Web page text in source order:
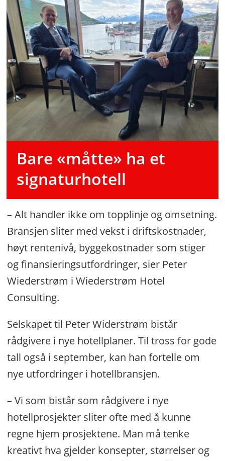
Bare «måtte» ha et
signaturhotell
– Alt handler ikke om topplinje og omsetning.
Bransjen sliter med vekst i driftskostnader,
høyt rentenivå, byggekostnader som stiger
og finansieringsutfordringer, sier Peter
Wiederstrøm i Wiederstrøm Hotel
Consulting.
Selskapet til Peter Widerstrøm bistår
rådgivere i nye hotellplaner. Til tross for gode
tall også i september, kan han fortelle om
nye utfordringer i hotellbransjen.
– Vi som bistår som rådgivere i nye
hotellprosjekter sliter ofte med å kunne
regne hjem prosjektene. Man må tenke
kreativt hva gjelder konsepter, størrelser og